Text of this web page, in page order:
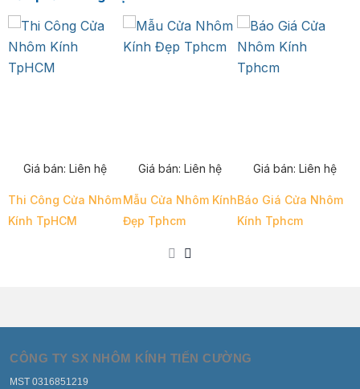
Giá bán:Liên hệ
Thi Công Cửa Nhôm
Kính TpHCM
Giá bán: Liên hệ
Mẫu Cửa Nhôm Kính
Đẹp Tphcm
Giá bán: Liên hệ
Báo Giá Cửa Nhôm
Kính Tphcm
CÔNG TY SX NHÔM KÍNH TIẾN CƯỜNG
MST 0316851219